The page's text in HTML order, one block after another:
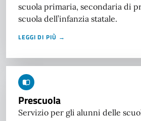
scuola primaria, secondaria di
scuola dell’infanzia statale.
LEGGI DI PIÙ →
Prescuola
Servizio per gli alunni delle